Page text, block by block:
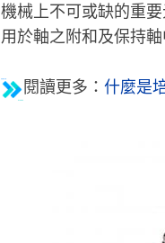
機械上不可或缺的重要
用於軸之附和及保持
閱讀更多： 什麼是